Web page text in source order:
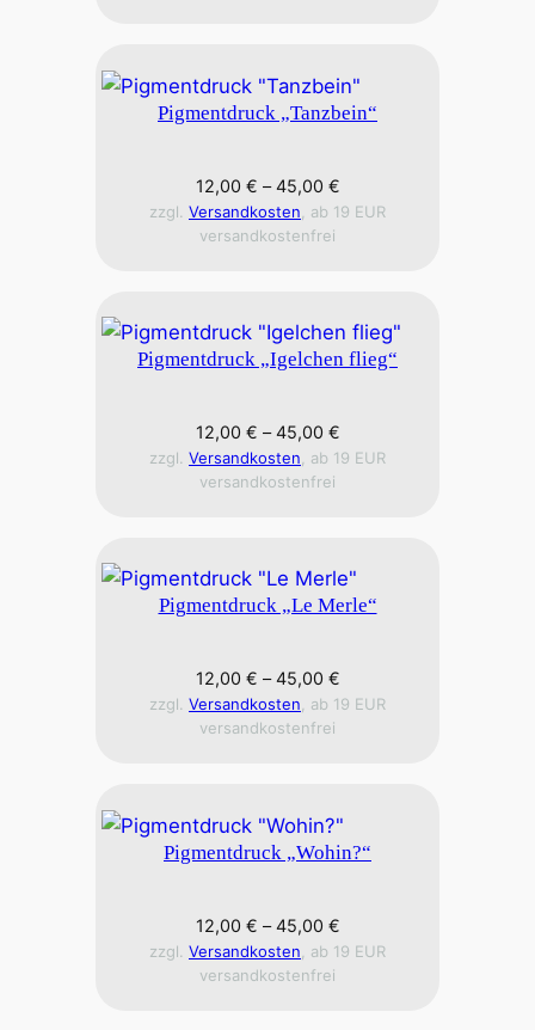
Pigmentdruck „Tanzbein“
12,00 € –45,00 €
zzgl. Versandkosten , ab 19 EUR
versandkostenfrei
Pigmentdruck „Igelchen flieg“
12,00 € –45,00 €
zzgl. Versandkosten , ab 19 EUR
versandkostenfrei
Pigmentdruck „Le Merle“
12,00 € –45,00 €
zzgl. Versandkosten, ab 19 EUR
versandkostenfrei
Pigmentdruck „Wohin?“
12,00 € –45,00 €
zzgl. Versandkosten , ab 19 EUR
versandkostenfrei